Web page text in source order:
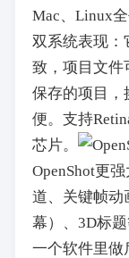
Mac、Linux
双系统表现：
致，项目文
保存的项目，
便。支持
芯片。
OpenShot更
道、关键帧动
幕）、3D标
一个软件里做